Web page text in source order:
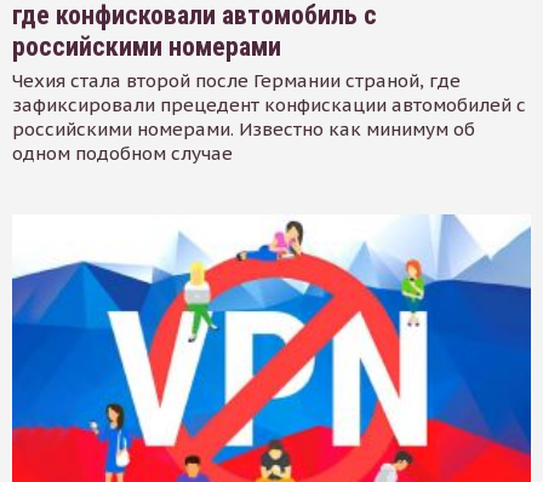
где конфисковали автомобиль с
российскими номерами
Чехия стала второй после Германии страной, где
зафиксировали прецедент конфискации автомобилей с
российскими номерами. Известно как минимум об
одном подобном случае